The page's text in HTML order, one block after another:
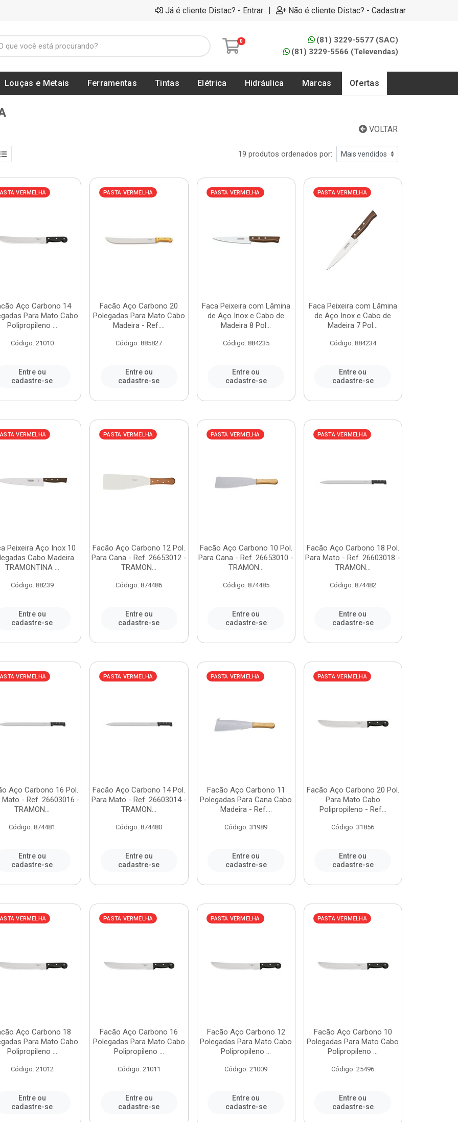
Já é cliente Distac? - Entrar | Não é cliente Distac? - Cadastrar
0
(81) 3229-5577 (SAC)
(81) 3229-5566 (Televendas)
Louças e Metais Ferramentas Tintas Elétrica Hidráulica Marcas Ofertas
VOLTAR
19 produtos ordenados por:
VERMELHA
Aço Carbono 14
Para Mato Cabo
Polipropileno ...
Código: 21010
Entre ou
cadastre-se
PASTA VERMELHA
Facão Aço Carbono 20
Polegadas Para Mato Cabo
Madeira - Ref....
Código: 885827
Entre ou
cadastre-se
PASTA VERMELHA
Faca Peixeira com Lâmina
de Aço Inox e Cabo de
Madeira 8 Pol...
Código: 884235
Entre ou
cadastre-se
PASTA VERMELHA
Faca Peixeira com Lâmina
de Aço Inox e Cabo de
Madeira 7 Pol...
Código: 884234
Entre ou
cadastre-se
VERMELHA
Peixeira Aço Inox 10
Cabo Madeira
TRAMONTINA ...
Código: 88239
Entre ou
cadastre-se
PASTA VERMELHA
Facão Aço Carbono 12 Pol.
Para Cana - Ref. 26653012 -
TRAMON...
Código: 874486
Entre ou
cadastre-se
PASTA VERMELHA
Facão Aço Carbono 10 Pol.
Para Cana - Ref. 26653010 -
TRAMON...
Código: 874485
Entre ou
cadastre-se
PASTA VERMELHA
Facão Aço Carbono 18 Pol.
Para Mato - Ref. 26603018 -
TRAMON...
Código: 874482
Entre ou
cadastre-se
VERMELHA
Aço Carbono 16 Pol.
Mato - Ref. 26603016 -
TRAMON...
Código: 874481
Entre ou
cadastre-se
PASTA VERMELHA
Facão Aço Carbono 14 Pol.
Para Mato - Ref. 26603014 -
TRAMON...
Código: 874480
Entre ou
cadastre-se
PASTA VERMELHA
Facão Aço Carbono 11
Polegadas Para Cana Cabo
Madeira - Ref....
Código: 31989
Entre ou
cadastre-se
PASTA VERMELHA
Facão Aço Carbono 20 Pol.
Para Mato Cabo
Polipropileno - Ref...
Código: 31856
Entre ou
cadastre-se
VERMELHA
Aço Carbono 18
Para Mato Cabo
Polipropileno ...
Código: 21012
Entre ou
cadastre-se
PASTA VERMELHA
Facão Aço Carbono 16
Polegadas Para Mato Cabo
Polipropileno ...
Código: 21011
Entre ou
cadastre-se
PASTA VERMELHA
Facão Aço Carbono 12
Polegadas Para Mato Cabo
Polipropileno ...
Código: 21009
Entre ou
cadastre-se
PASTA VERMELHA
Facão Aço Carbono 10
Polegadas Para Mato Cabo
Polipropileno ...
Código: 25496
Entre ou
cadastre-se